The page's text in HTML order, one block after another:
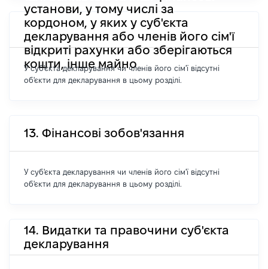
установи, у тому числі за
кордоном, у яких у суб'єкта
декларування або членів його сім'ї
відкриті рахунки або зберігаються
кошти, інше майно
У суб'єкта декларування чи членів його сім'ї відсутні
об'єкти для декларування в цьому розділі.
13. Фінансові зобов'язання
У суб'єкта декларування чи членів його сім'ї відсутні
об'єкти для декларування в цьому розділі.
14. Видатки та правочини суб'єкта
декларування